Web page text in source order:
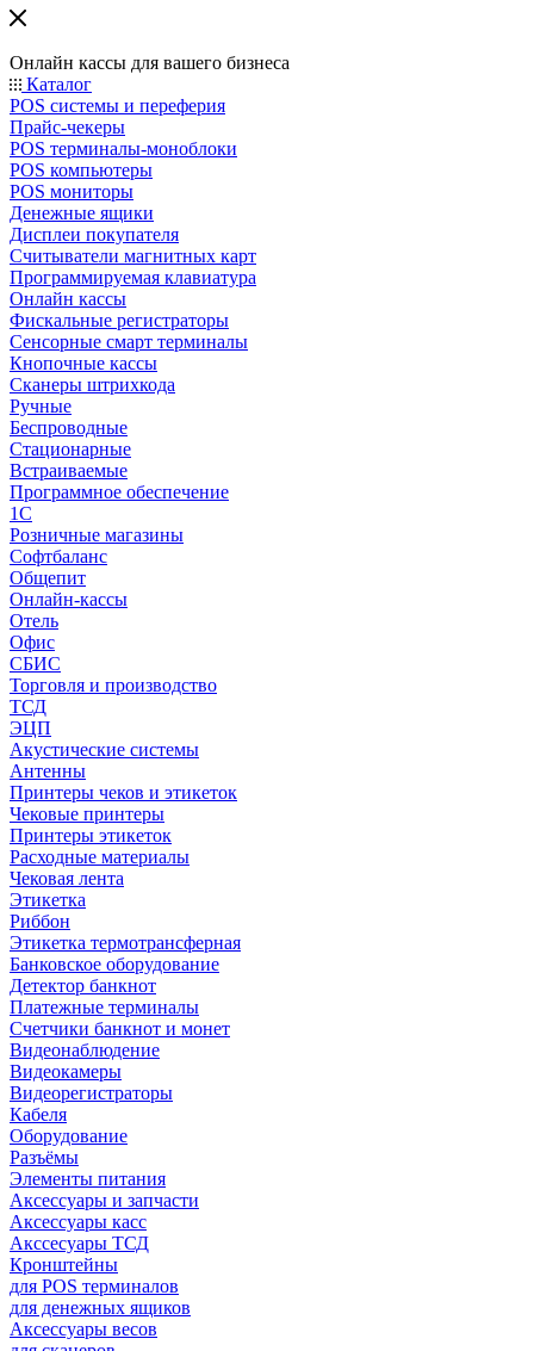
Онлайн кассы для вашего бизнеса
Каталог
POS системы и переферия
Прайс-чекеры
POS терминалы-моноблоки
POS компьютеры
POS мониторы
Денежные ящики
Дисплеи покупателя
Считыватели магнитных карт
Программируемая клавиатура
Онлайн кассы
Фискальные регистраторы
Сенсорные смарт терминалы
Кнопочные кассы
Сканеры штрихкода
Ручные
Беспроводные
Стационарные
Встраиваемые
Программное обеспечение
1С
Розничные магазины
Софтбаланс
Общепит
Онлайн-кассы
Отель
Офис
СБИС
Торговля и производство
ТСД
ЭЦП
Акустические системы
Антенны
Принтеры чеков и этикеток
Чековые принтеры
Принтеры этикеток
Расходные материалы
Чековая лента
Этикетка
Риббон
Этикетка термотрансферная
Банковское оборудование
Детектор банкнот
Платежные терминалы
Счетчики банкнот и монет
Видеонаблюдение
Видеокамеры
Видеорегистраторы
Кабеля
Оборудование
Разъёмы
Элементы питания
Аксессуары и запчасти
Аксессуары касс
Акссесуары ТСД
Кронштейны
для POS терминалов
для денежных ящиков
Аксессуары весов